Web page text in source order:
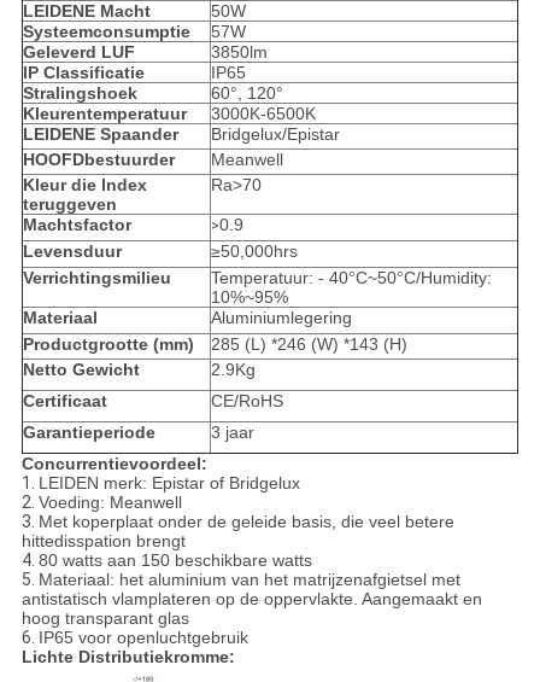
LEIDENE Macht
50W
Systeemconsumptie
57W
Geleverd LUF
3850lm
IP Classificatie
IP65
Stralingshoek
60°, 120°
Kleurentemperatuur
3000K-6500K
LEIDENE Spaander
Bridgelux/Epistar
HOOFDbestuurder
Meanwell
Kleur die Index
teruggeven
Ra>70
Machtsfactor >0.9
Levensduur
≥50,000hrs
Verrichtingsmilieu
Temperatuur: - 40°C~50°C/Humidity:
10%~95%
Materiaal
Aluminiumlegering
Productgrootte (mm)
285 (L) *246 (W) *143 (H)
Netto Gewicht
2.9Kg
Certificaat
CE/RoHS
Garantieperiode
3 jaar
Concurrentievoordeel:
1. LEIDEN merk: Epistar of Bridgelux
2. Voeding: Meanwell
3. Met koperplaat onder de geleide basis, die veel betere
hittedisspation brengt
4. 80 watts aan 150 beschikbare watts
5. Materiaal: het aluminium van het matrijzenafgietsel met
antistatisch vlamplateren op de oppervlakte. Aangemaakt en
hoog transparant glas
6. IP65 voor openluchtgebruik
Lichte Distributiekromme: